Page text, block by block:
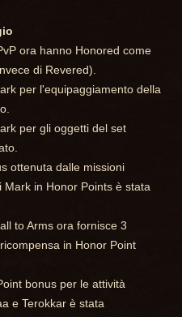
ora hanno Honored come
di Revered).
per l'equipaggiamento della
per gli oggetti del set
ottenuta dalle missioni
in Honor Points è stata
to Arms ora fornisce 3
in Honor Point
bonus per le attività
e Terokkar è stata